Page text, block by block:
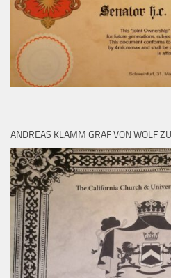
ANDREAS KLAMM GRAF VON WOLF